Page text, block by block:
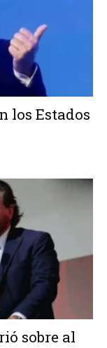
los Estados
sobre al